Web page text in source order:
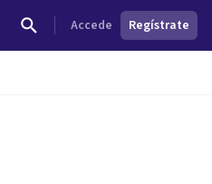
Accede Regístrate